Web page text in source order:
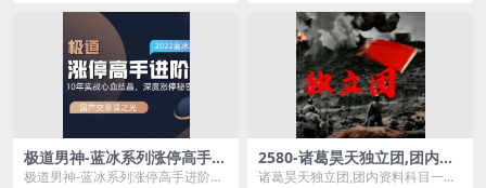
极道男神-蓝冰系列涨停高手进
阶课
极道男神-蓝冰系列涨停高手进阶课
2580-诸葛昊天独立团,团内资
料科目一到四,都有,内训,教学
诸葛昊天独立团,团内资料科目一到